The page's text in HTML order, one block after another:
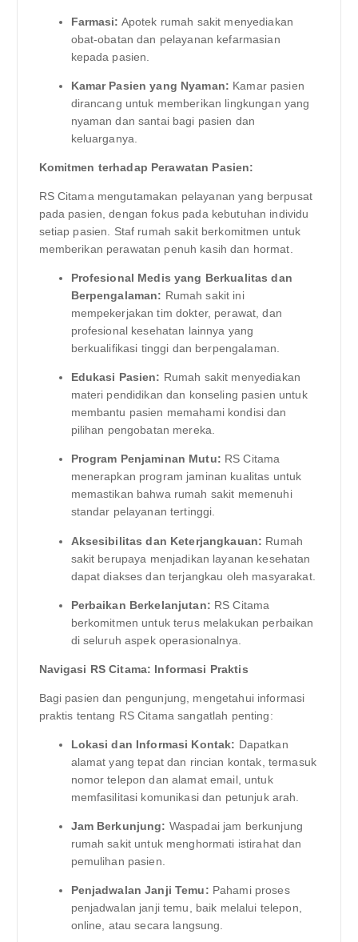
Farmasi: Apotek rumah sakit menyediakan
obat-obatan dan pelayanan kefarmasian
kepada pasien.
Kamar Pasien yang Nyaman: Kamar pasien
dirancang untuk memberikan lingkungan yang
nyaman dan santai bagi pasien dan
keluarganya.
Komitmen terhadap Perawatan Pasien:
RS Citama mengutamakan pelayanan yang berpusat
pada pasien, dengan fokus pada kebutuhan individu
setiap pasien. Staf rumah sakit berkomitmen untuk
memberikan perawatan penuh kasih dan hormat.
Profesional Medis yang Berkualitas dan
Berpengalaman: Rumah sakit ini
mempekerjakan tim dokter, perawat, dan
profesional kesehatan lainnya yang
berkualifikasi tinggi dan berpengalaman.
Edukasi Pasien: Rumah sakit menyediakan
materi pendidikan dan konseling pasien untuk
membantu pasien memahami kondisi dan
pilihan pengobatan mereka.
Program Penjaminan Mutu: RS Citama
menerapkan program jaminan kualitas untuk
memastikan bahwa rumah sakit memenuhi
standar pelayanan tertinggi.
Aksesibilitas dan Keterjangkauan: Rumah
sakit berupaya menjadikan layanan kesehatan
dapat diakses dan terjangkau oleh masyarakat.
Perbaikan Berkelanjutan: RS Citama
berkomitmen untuk terus melakukan perbaikan
di seluruh aspek operasionalnya.
Navigasi RS Citama: Informasi Praktis
Bagi pasien dan pengunjung, mengetahui informasi
praktis tentang RS Citama sangatlah penting:
Lokasi dan Informasi Kontak: Dapatkan
alamat yang tepat dan rincian kontak, termasuk
nomor telepon dan alamat email, untuk
memfasilitasi komunikasi dan petunjuk arah.
Jam Berkunjung: Waspadai jam berkunjung
rumah sakit untuk menghormati istirahat dan
pemulihan pasien.
Penjadwalan Janji Temu: Pahami proses
penjadwalan janji temu, baik melalui telepon,
online, atau secara langsung.